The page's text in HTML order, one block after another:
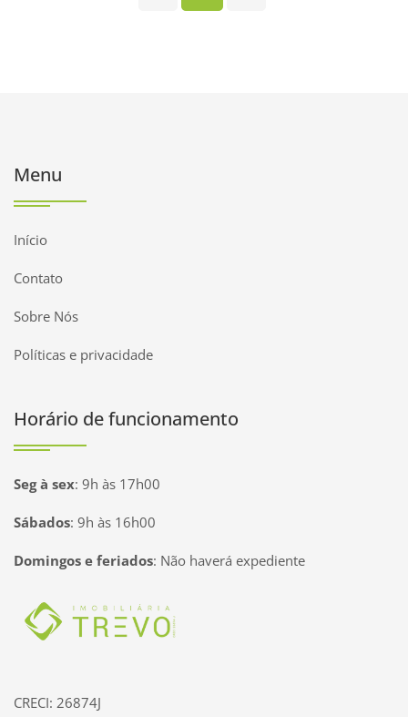
Menu
Início
Contato
Sobre Nós
Políticas e privacidade
Horário de funcionamento
Seg à sex: 9h às 17h00
Sábados: 9h às 16h00
Domingos e feriados: Não haverá expediente
Página inicial
CRECI: 26874J